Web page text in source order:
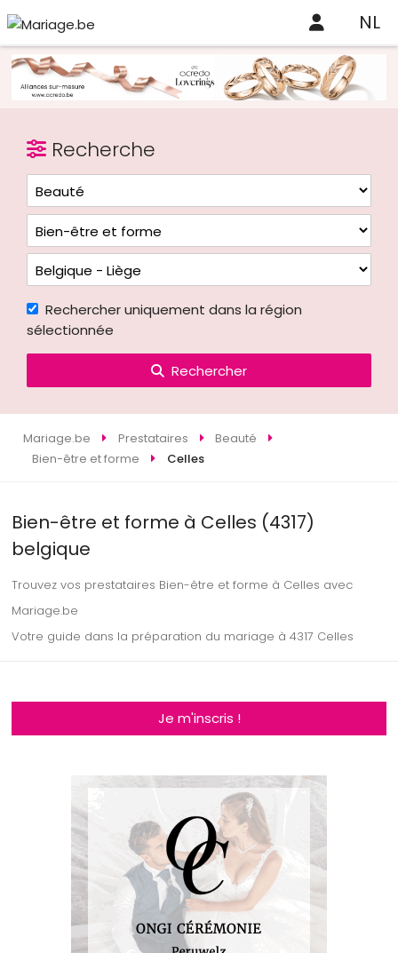
NL
Recherche
Rechercher uniquement dans la région
sélectionnée
Rechercher
Mariage.be Prestataires
Beauté
Bien-être et forme
Celles
Bien-être et forme à Celles (4317)
belgique
Trouvez vos prestataires Bien-être et forme à Celles avec
Mariage.be
Votre guide dans la préparation du mariage à 4317 Celles
Je m'inscris !